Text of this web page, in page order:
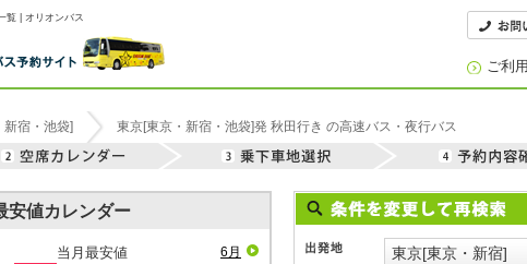
覧 | オリオンバス
ご利
新宿・池袋] 東京[東京・新宿・池袋]発 秋田行き の高速バス・夜行バス
安値カレンダー
6月
当月最安値